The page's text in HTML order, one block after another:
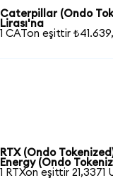
Caterpillar (Ondo
Lirası'na
1 CATon eşittir
RTX (Ondo
Energy (Ondo
1 RTXon eşittir 21,3371